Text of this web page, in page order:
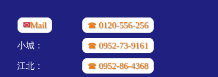
✉Mail ☎ 0120-556-256
小城： ☎ 0952-73-9161
江北： ☎ 0952-86-4368